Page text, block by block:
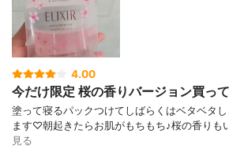
4.00
今だけ限定 桜の香りバージョン買っ
塗って寝るパックつけてしばらくはベタベタ
ます♡朝起きたらお肌がもちもち♪桜の香り
見る